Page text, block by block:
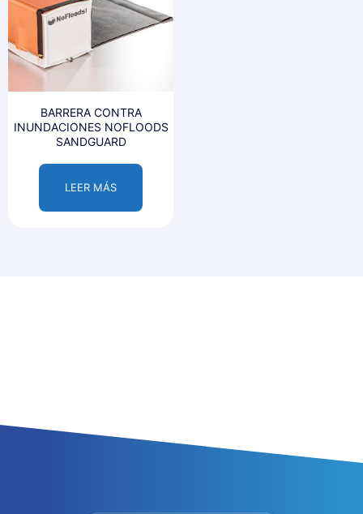
BARRERA CONTRA
INUNDACIONES NOFLOODS
SANDGUARD
LEER MÁS